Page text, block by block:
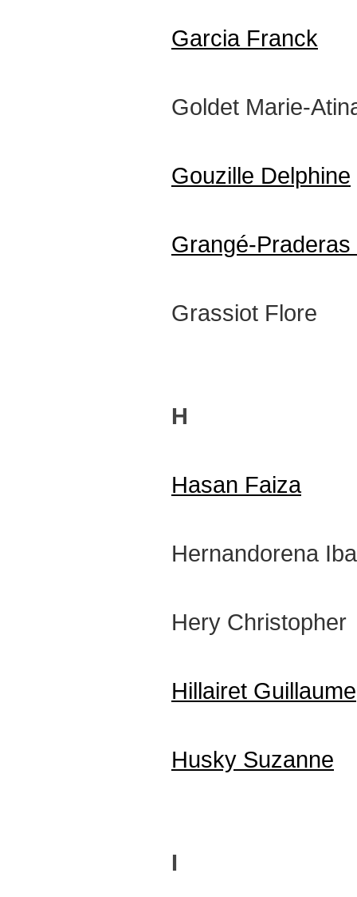
Garcia Franck
Goldet Marie-
Gouzille Delphine
Grangé-Praderas
Grassiot Flore
H
Hasan Faiza
Hernandorena
Hery Christopher
Hillairet Guillaume
Husky Suzanne
I